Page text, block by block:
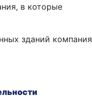
в которые
зданий компания